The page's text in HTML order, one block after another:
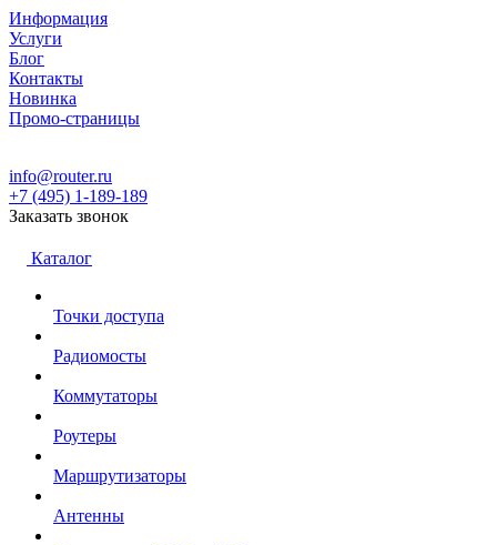
Информация
Услуги
Блог
Контакты
Новинка
Промо-страницы
info@router.ru
+7 (495) 1-189-189
Заказать звонок
Каталог
Точки доступа
Радиомосты
Коммутаторы
Роутеры
Маршрутизаторы
Антенны